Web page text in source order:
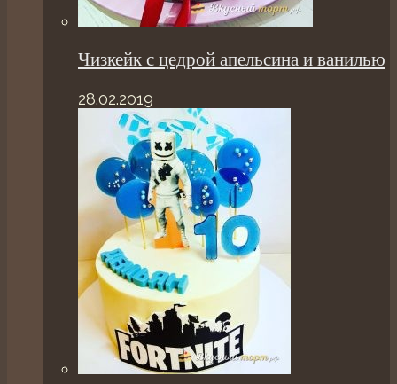
Чизкейк с цедрой апельсина и ванилью
28.02.2019